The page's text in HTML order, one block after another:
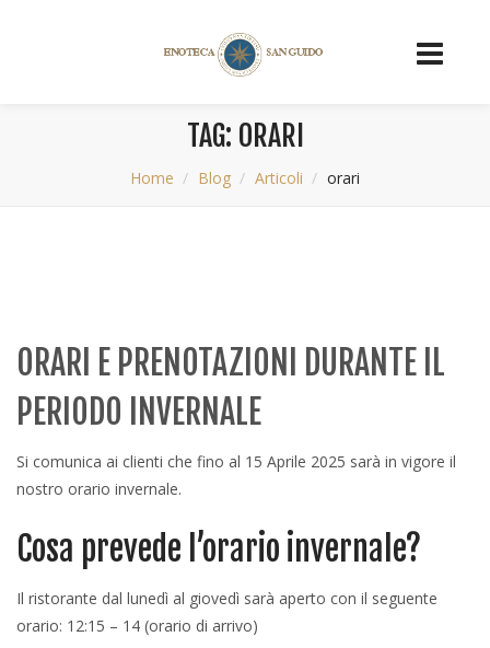
TAG: ORARI
Home Blog Articoli orari
ORARI E PRENOTAZIONI DURANTE IL
PERIODO INVERNALE
Si comunica ai clienti che fino al 15 Aprile 2025 sarà in vigore il
nostro orario invernale.
Cosa prevede l’orario invernale?
Il ristorante dal lunedì al giovedì sarà aperto con il seguente
orario: 12:15 – 14 (orario di arrivo)